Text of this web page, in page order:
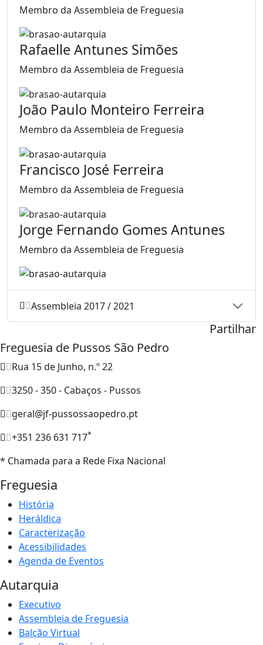
Membro da Assembleia de Freguesia
Rafaelle Antunes Simões
Membro da Assembleia de Freguesia
João Paulo Monteiro Ferreira
Membro da Assembleia de Freguesia
Francisco José Ferreira
Membro da Assembleia de Freguesia
Jorge Fernando Gomes Antunes
Membro da Assembleia de Freguesia
Assembleia 2017 / 2021
Partilhar
Freguesia de Pussos São Pedro
Rua 15 de Junho, n.º 22
3250 - 350 - Cabaços - Pussos
geral@jf-pussossaopedro.pt
+351 236 631 717*
* Chamada para a Rede Fixa Nacional
Freguesia
História
Heráldica
Caracterização
Acessibilidades
Agenda de Eventos
Autarquia
Executivo
Assembleia de Freguesia
Balcão Virtual